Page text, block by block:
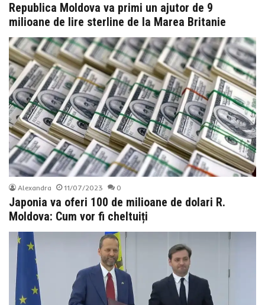
Republica Moldova va primi un ajutor de 9
milioane de lire sterline de la Marea Britanie
Alexandra 11/07/2023 0
Japonia va oferi 100 de milioane de dolari R.
Moldova: Cum vor fi cheltuiți